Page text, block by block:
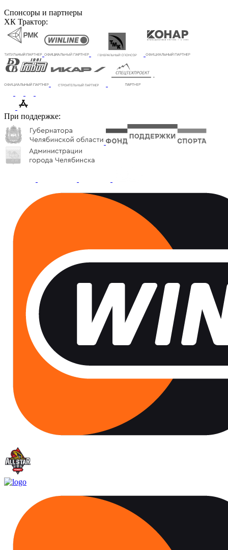
Спонсоры и партнеры
ХК Трактор:
При поддержке: